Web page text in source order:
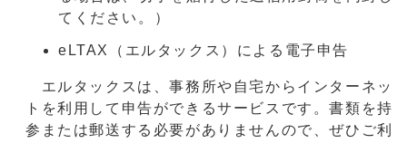
てください。）
eLTAX（エルタックス）による電子申告
エルタックスは、事務所や自宅からインターネッ
トを利用して申告ができるサービスです。書類を持
参または郵送する必要がありませんので、ぜひご利